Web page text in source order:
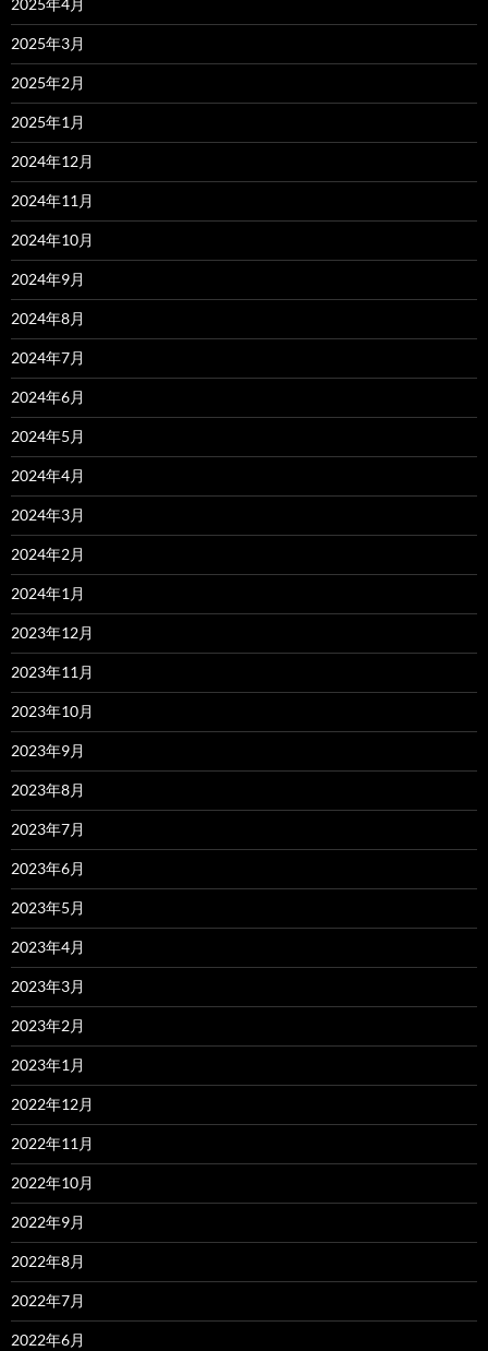
2025年4月
2025年3月
2025年2月
2025年1月
2024年12月
2024年11月
2024年10月
2024年9月
2024年8月
2024年7月
2024年6月
2024年5月
2024年4月
2024年3月
2024年2月
2024年1月
2023年12月
2023年11月
2023年10月
2023年9月
2023年8月
2023年7月
2023年6月
2023年5月
2023年4月
2023年3月
2023年2月
2023年1月
2022年12月
2022年11月
2022年10月
2022年9月
2022年8月
2022年7月
2022年6月